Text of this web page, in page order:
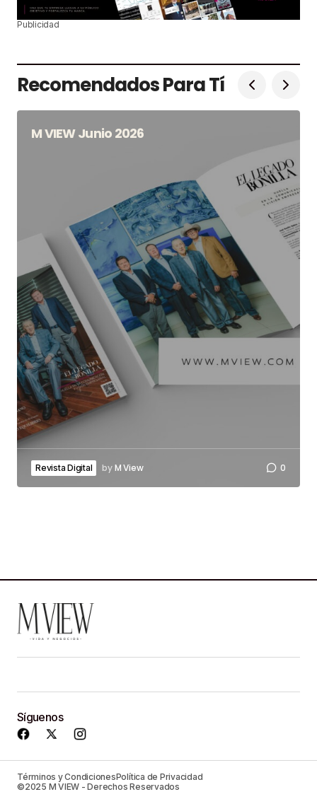
Publicidad
Recomendados Para Tí
M VIEW Junio 2026
Revista Digital byM View 0
Síguenos
Términos y CondicionesPolítica de Privacidad
©2025 M VIEW - Derechos Reservados